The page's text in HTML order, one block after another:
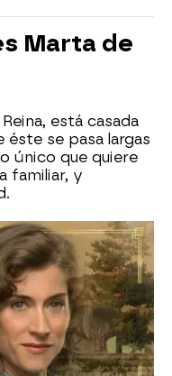
Marta de
está casada
éste se pasa largas
único que quiere
familiar, y